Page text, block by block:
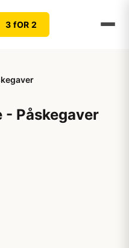
3 fOR 2
- Påskegaver